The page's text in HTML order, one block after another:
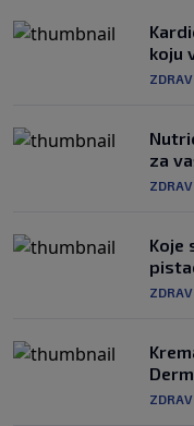
koju
za
Koje